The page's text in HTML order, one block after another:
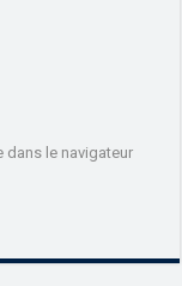
dans le navigateur